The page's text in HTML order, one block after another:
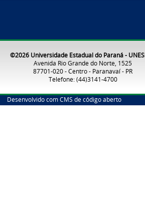
©2026 Universidade Estadual do Paraná -
Avenida Rio Grande do Norte, 1525
87701-020 - Centro - Paranavaí - PR
Telefone: (44)3141-4700
Desenvolvido com CMS de código aberto